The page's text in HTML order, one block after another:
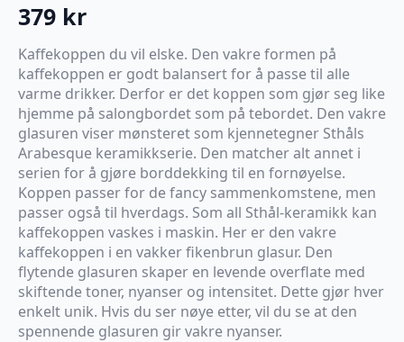
379 kr
Kaffekoppen du vil elske. Den vakre formen på
kaffekoppen er godt balansert for å passe til alle
varme drikker. Derfor er det koppen som gjør seg like
hjemme på salongbordet som på tebordet. Den vakre
glasuren viser mønsteret som kjennetegner Sthåls
Arabesque keramikkserie. Den matcher alt annet i
serien for å gjøre borddekking til en fornøyelse.
Koppen passer for de fancy sammenkomstene, men
passer også til hverdags. Som all Sthål-keramikk kan
kaffekoppen vaskes i maskin. Her er den vakre
kaffekoppen i en vakker fikenbrun glasur. Den
flytende glasuren skaper en levende overflate med
skiftende toner, nyanser og intensitet. Dette gjør hver
enkelt unik. Hvis du ser nøye etter, vil du se at den
spennende glasuren gir vakre nyanser.